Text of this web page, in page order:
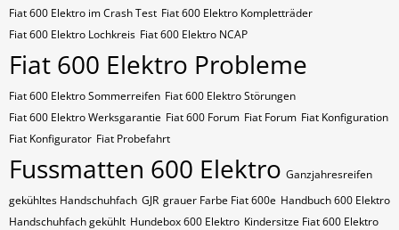
Fiat 600 Elektro im Crash Test Fiat 600 Elektro Kompletträder
Fiat 600 Elektro Lochkreis Fiat 600 Elektro NCAP
Fiat 600 Elektro Probleme
Fiat 600 Elektro Sommerreifen Fiat 600 Elektro Störungen
Fiat 600 Elektro Werksgarantie Fiat 600 Forum Fiat Forum Fiat Konfiguration
Fiat Konfigurator Fiat Probefahrt
Fussmatten 600 Elektro Ganzjahresreifen
gekühltes Handschuhfach GJR grauer Farbe Fiat 600e Handbuch 600 Elektro
Handschuhfach gekühlt Hundebox 600 Elektro Kindersitze Fiat 600 Elektro